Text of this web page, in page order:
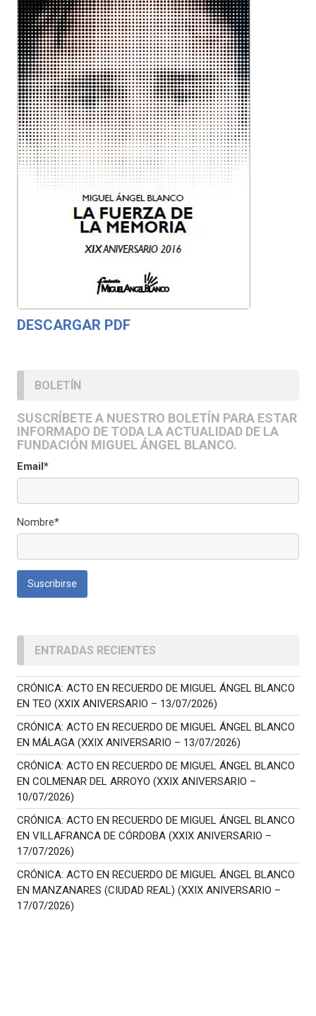
DESCARGAR PDF
BOLETÍN
SUSCRÍBETE A NUESTRO BOLETÍN PARA ESTAR
INFORMADO DE TODA LA ACTUALIDAD DE LA
FUNDACIÓN MIGUEL ÁNGEL BLANCO.
Email*
Nombre*
ENTRADAS RECIENTES
CRÓNICA: ACTO EN RECUERDO DE MIGUEL ÁNGEL BLANCO
EN TEO (XXIX ANIVERSARIO – 13/07/2026)
CRÓNICA: ACTO EN RECUERDO DE MIGUEL ÁNGEL BLANCO
EN MÁLAGA (XXIX ANIVERSARIO – 13/07/2026)
CRÓNICA: ACTO EN RECUERDO DE MIGUEL ÁNGEL BLANCO
EN COLMENAR DEL ARROYO (XXIX ANIVERSARIO –
10/07/2026)
CRÓNICA: ACTO EN RECUERDO DE MIGUEL ÁNGEL BLANCO
EN VILLAFRANCA DE CÓRDOBA (XXIX ANIVERSARIO –
17/07/2026)
CRÓNICA: ACTO EN RECUERDO DE MIGUEL ÁNGEL BLANCO
EN MANZANARES (CIUDAD REAL) (XXIX ANIVERSARIO –
17/07/2026)